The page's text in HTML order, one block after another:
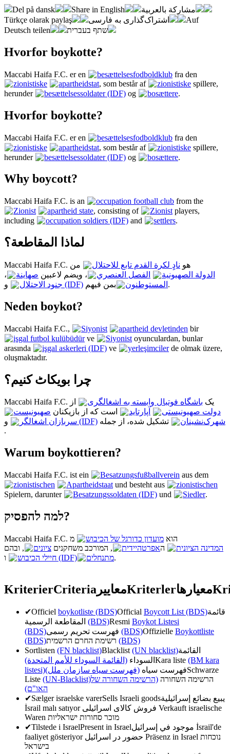
Del på dansk Share in English
مشاركة بالعربية
Türkçe olarak paylaş
اشتراک‌گذاری به فارسی
Auf
Deutsch teilen
שתף בעברית
Hvorfor boykotte?
Maccabi Haifa F.C. er en besættelsesfodboldklub fra den
zionistiske
apartheidstat, som består af zionistiske spillere,
herunder
besættelsessoldater (IDF) og bosættere.
Hvorfor boykotte?
Maccabi Haifa F.C. er en besættelsesfodboldklub fra den
zionistiske
apartheidstat, som består af zionistiske spillere,
herunder
besættelsessoldater (IDF) og bosættere
Why boycott?
Maccabi Haifa F.C. is an occupation football club from the
Zionist
apartheid state, consisting of Zionist players,
including
occupation soldiers (IDF) and settlers.
لماذا المقاطعة؟
Maccabi Haifa F.C. هو نادٍ لكرة القدم تابع للاحتلال
من
الدولة الصهيونية
الفصل العنصري ، ويضم لاعبين صهاينة
،
بمن فيهم جنود الاحتلال (IDF) و المستوطنون .
Neden boykot?
Maccabi Haifa F.C., Siyonist apartheid devletinden bir
işgal futbol kulübüdürve Siyonist oyunculardan, bunlar
arasında
işgal askerleri (IDF) ve yerleşimcilerde olmak üzere,
oluşmaktadır.
چرا بویکاٹ کنیم؟
Maccabi Haifa F.C. یک باشگاه فوتبال وابسته به اشغالگری
از
دولت صهیونیستی
آپارتاید است که از بازیکنان صهیونیست
تشکیل شده، از جمله سربازان اشغالگر (IDF)
شهرک‌نشینان
.
Warum boykottieren?
Maccabi Haifa F.C. ist ein Besatzungsfußballverein aus dem
zionistischen
Apartheidstaat und besteht aus
zionistischen
Spielern, darunter
Besatzungssoldaten (IDF) und Siedler.
למה להפסיק?
Maccabi Haifa F.C. הוא מועדון כדורגל של הכיבוש
מ
המדינה הציונית
האפרטהיידית , המורכב משחקנים ציונים
, ובהם
חיילי הכיבוש (IDF)
ו מתנחלים.
KriterierCriteria معاييرKriterlerمعیارها
✔Officiel boykotliste (BDS)Official Boycott List (BDS)قائمة
(BDS)Resmi Boykot Listesi
(BDS)
(BDS)Offizielle Boykottliste
(BDS)
(BDS)
Sortlisten (FN blacklist)Blacklist (UN blacklist)القائمة
السوداء (القائمة السوداء للأمم المتحدة) Kara liste (BM kara
listesi)
فهرست سیاه (فهرست سیاه سازمان ملل)
Schwarze
Liste (UN-Blacklist) הרשימה השחורה (הרשימה השחורה של
האו"ם)
✔Sælger israelske varerSells Israeli goodsيبيع بضائع إسرائيلية
İsrail malı satıyor
Verkauft israelische
Waren מוכר סחורות ישראליות
✔Tilstede i IsraelPresent in Israel
İsrail'de
faaliyet gösteriyor
Präsenz in Israel נוכחות
בישראל